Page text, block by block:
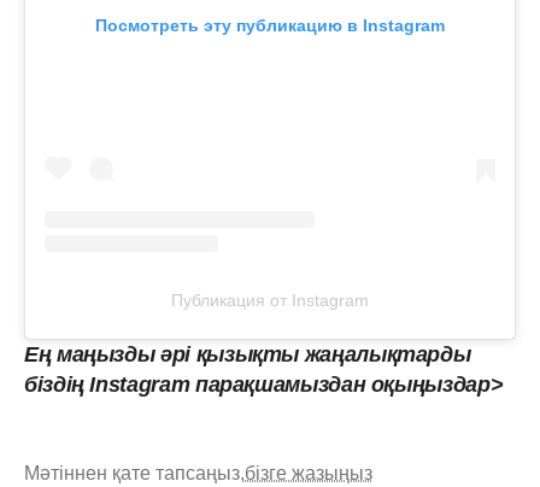
Посмотреть эту публикацию в Instagram
Публикация от Instagram
Ең маңызды әрі қызықты жаңалықтарды
біздің Instagram парақшамыздан оқыңыздар>
Мәтіннен қате тапсаңыз,бізге жазыңыз